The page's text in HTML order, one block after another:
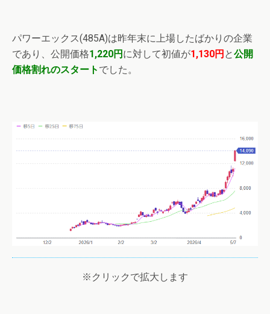
パワーエックス(485A)は昨年末に上場したばかりの企業
であり、公開価格1,220円 に対して初値が1,130円 と公開
価格割れのスタート でした。
※クリックで拡大します